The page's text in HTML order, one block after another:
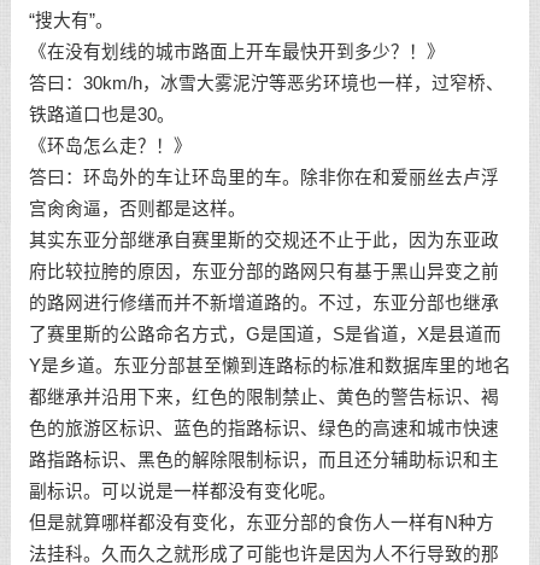
“搜大有”。
《在没有划线的城市路面上开车最快开到多少？！》
答曰：30km/h，冰雪大雾泥泞等恶劣环境也一样，过窄桥、
铁路道口也是30。
《环岛怎么走？！》
答曰：环岛外的车让环岛里的车。除非你在和爱丽丝去卢浮
宫肏肏逼，否则都是这样。
其实东亚分部继承自赛里斯的交规还不止于此，因为东亚政
府比较拉胯的原因，东亚分部的路网只有基于黑山异变之前
的路网进行修缮而并不新增道路的。不过，东亚分部也继承
了赛里斯的公路命名方式，G是国道，S是省道，X是县道而
Y是乡道。东亚分部甚至懒到连路标的标准和数据库里的地名
都继承并沿用下来，红色的限制禁止、黄色的警告标识、褐
色的旅游区标识、蓝色的指路标识、绿色的高速和城市快速
路指路标识、黑色的解除限制标识，而且还分辅助标识和主
副标识。可以说是一样都没有变化呢。
但是就算哪样都没有变化，东亚分部的食伤人一样有N种方
法挂科。久而久之就形成了可能也许是因为人不行导致的那